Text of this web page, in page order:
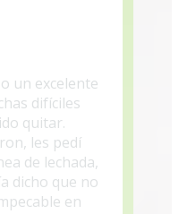
un excelente
difíciles
quitar.
les pedí
de lechada,
dicho que no
en